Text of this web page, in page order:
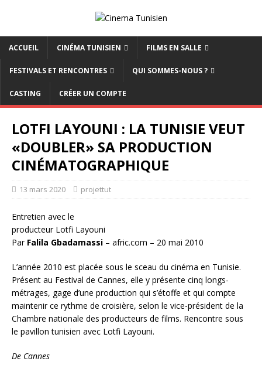
ACCUEIL CINÉMA TUNISIEN FILMS EN SALLE
FESTIVALS ET RENCONTRES QUI SOMMES-NOUS ?
CASTING CRÉER UN COMPTE
LOTFI LAYOUNI : LA TUNISIE VEUT
«DOUBLER» SA PRODUCTION
CINÉMATOGRAPHIQUE
13 mars 2020 projettut
Entretien avec le
producteur Lotfi Layouni
Par Falila Gbadamassi – afric.com – 20 mai 2010
L’année 2010 est placée sous le sceau du cinéma en Tunisie.
Présent au Festival de Cannes, elle y présente cinq longs-
métrages, gage d’une production qui s’étoffe et qui compte
maintenir ce rythme de croisière, selon le vice-président de la
Chambre nationale des producteurs de films. Rencontre sous
le pavillon tunisien avec Lotfi Layouni.
De Cannes